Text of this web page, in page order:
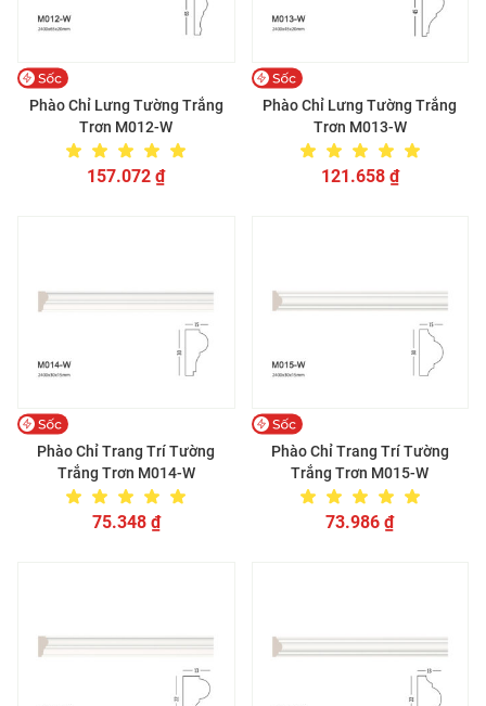
Phào Chỉ Lưng Tường Trắng
Trơn M012-W
157.072₫
Phào Chỉ Lưng Tường Trắng
Trơn M013-W
121.658 ₫
Phào Chỉ Trang Trí Tường
Trắng Trơn M014-W
75.348 ₫
Phào Chỉ Trang Trí Tường
Trắng Trơn M015-W
73.986₫